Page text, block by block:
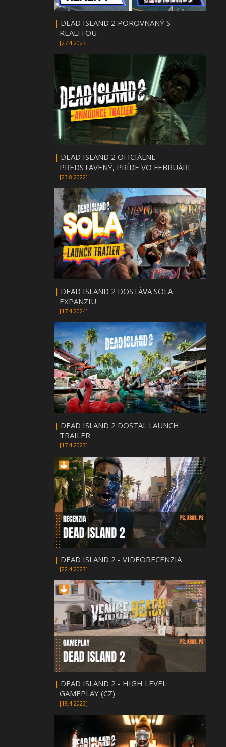
| DEAD ISLAND 2 POROVNANÝ S
REALITOU
[27.4.2023]
| DEAD ISLAND 2 OFICIÁLNE
PREDSTAVENÝ, PRÍDE VO FEBRUÁRI
[23.8.2022]
| DEAD ISLAND 2 DOSTÁVA SOLA
EXPANZIU
[17.4.2024]
| DEAD ISLAND 2 DOSTAL LAUNCH
TRAILER
[17.4.2023]
| DEAD ISLAND 2 - VIDEORECENZIA
[22.4.2023]
| DEAD ISLAND 2 - HIGH LEVEL
GAMEPLAY (CZ)
[18.4.2023]